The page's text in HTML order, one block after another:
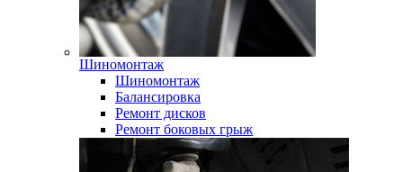
Шиномонтаж
Шиномонтаж
Балансировка
Ремонт дисков
Ремонт боковых грыж